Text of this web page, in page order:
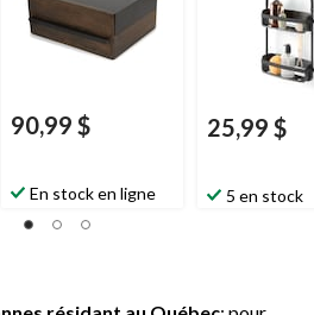
90,99 $
En stock en ligne
25,99 $
5 en stock